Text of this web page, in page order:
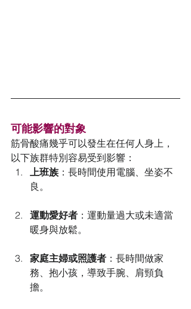
可能影響的對象
筋骨酸痛幾乎可以發生在任何人身上，
以下族群特別容易受到影響：
上班族 ：長時間使用電腦、坐姿不
良。
運動愛好者 ：運動量過大或未適當
暖身與放鬆。
家庭主婦或照護者 ：長時間做家
務、抱小孩，導致手腕、肩頸負
擔。